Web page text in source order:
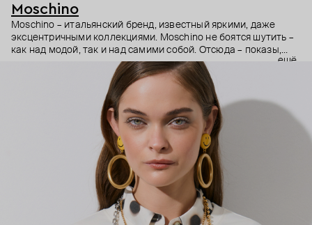
Moschino
Moschino – итальянский бренд, известный яркими, даже
эксцентричными коллекциями. Moschino не боятся шутить –
как над модой, так и над самими собой. Отсюда – показы,
мгновенно становящиеся главными событиями, вирусные
выходы селебрити (помните Кэти Перри в платье-люстре на
бале Института костюма Met Gala в 2019 году?) и
коллаборации с самыми неожиданными кандидатами, от
«Улицы Сезам» до The Sims. Украшения бренда –
гипертрофированно праздничные, практически
нарисованные: с кристаллами размером с ладонь и будто бы
расплавленными сердцами.
ещё